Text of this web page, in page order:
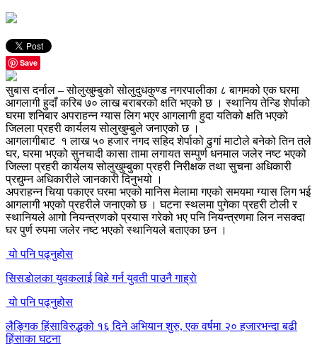
Save
सुबास दर्नाल – सोलुखुम्बुको सोलुदुधकुण्ड नगरपालीका ८ बागमको एक घरमा
आगलागी हुदाँ करिब ७० लाख बराबरको क्षति भएकोे छ । स्थानिय तेन्डि शेर्पाको
घरमा शनिबार अपराहन्न ग्यास लिग भएर आगलागी हुदा यतिको क्षति भएको
जिलला प्रहरी कार्यलय सोलुखुम्बुले जनाएको छ ।
आगलागीबाट १ लाख ५० हजार नगद सहिद शेर्पाको ढुगां माटोले बनेको तिन तले
घर, घरमा भएको सुनचादी कासा तामा लगायत सम्पुर्ण धनमाल जलेर नष्ट भएको
जिल्ला प्रहरी कार्यलय सोलुखुम्बुका प्रहरी निरीक्षक तथा सुचना अधिकारी
प्रद्युम्न अधिकारीले जानकारी दिनुभयो ।
अपराहन्न चिया पकाएर घरमा भएको मानिस मेलामा गएको समयमा ग्यास लिग भई
आगलागी भएको प्रहरीले जनाएको छ । घटना स्थलमा पुगेका प्रहरी टोली र
स्थानियले आगो नियन्त्रणको प्रयास गरेको भए पनि नियन्त्रणमा लिन नसक्दा
घर पुर्ण रुपमा जलेर नष्ट भएको स्थानियले बताएका छन ।
यो पनि पढ्नुहोस
सिसडाेलका युवकलाई बिहे गर्न युवती पाउनै गाह्राे
यो पनि पढ्नुहोस
लैङ्गिक हिंसाविरुद्धको १६ दिने अभियान शुरु, एक वर्षमा २० हजारभन्दा बढी
हिंसाका घटना